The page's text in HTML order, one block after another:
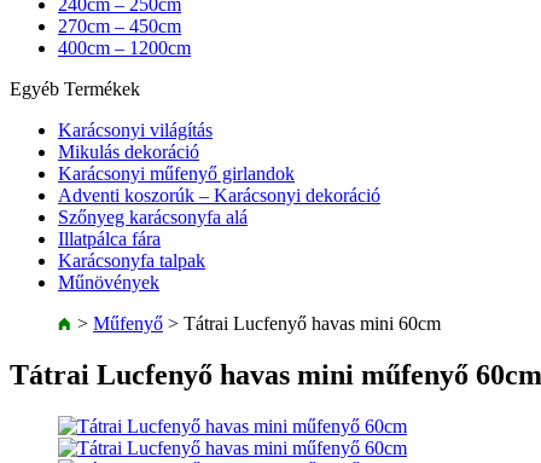
240cm – 250cm
270cm – 450cm
400cm – 1200cm
Egyéb Termékek
Karácsonyi világítás
Mikulás dekoráció
Karácsonyi műfenyő girlandok
Adventi koszorúk – Karácsonyi dekoráció
Szőnyeg karácsonyfa alá
Illatpálca fára
Karácsonyfa talpak
Műnövények
> Műfenyő > Tátrai Lucfenyő havas mini 60cm
Tátrai Lucfenyő havas mini műfenyő 60cm